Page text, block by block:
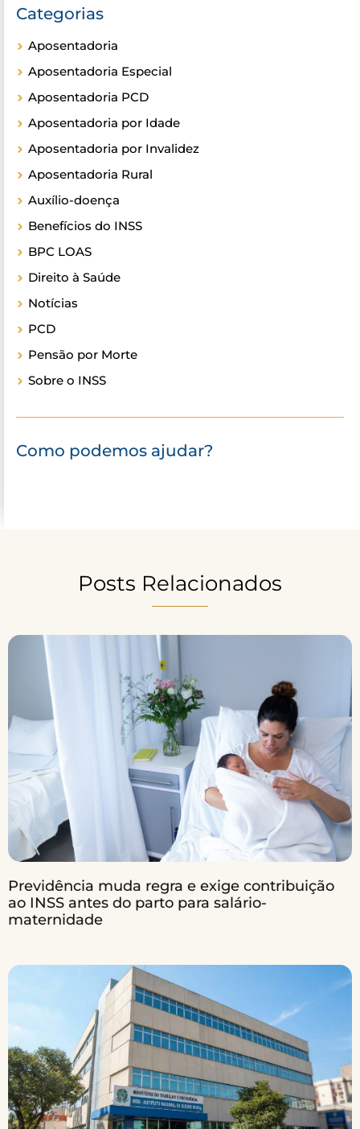
Categorias
Aposentadoria
Aposentadoria Especial
Aposentadoria PCD
Aposentadoria por Idade
Aposentadoria por Invalidez
Aposentadoria Rural
Auxílio-doença
Benefícios do INSS
BPC LOAS
Direito à Saúde
Notícias
PCD
Pensão por Morte
Sobre o INSS
Como podemos ajudar?
Posts Relacionados
Previdência muda regra e exige contribuição
ao INSS antes do parto para salário-
maternidade